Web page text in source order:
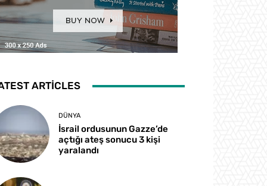
ARTICLES
DÜNYA
İsrail ordusunun Gazze’de
açtığı ateş sonucu 3 kişi
yaralandı